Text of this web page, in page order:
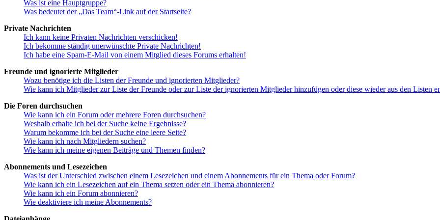
Was ist eine Hauptgruppe?
Was bedeutet der „Das Team“-Link auf der Startseite?
Private Nachrichten
Ich kann keine Privaten Nachrichten verschicken!
Ich bekomme ständig unerwünschte Private Nachrichten!
Ich habe eine Spam-E-Mail von einem Mitglied dieses Forums erhalten!
Freunde und ignorierte Mitglieder
Wozu benötige ich die Listen der Freunde und ignorierten Mitglieder?
Wie kann ich Mitglieder zur Liste der Freunde oder zur Liste der ignorierten Mitglieder hinzufügen oder diese wieder aus den Listen
Die Foren durchsuchen
Wie kann ich ein Forum oder mehrere Foren durchsuchen?
Weshalb erhalte ich bei der Suche keine Ergebnisse?
Warum bekomme ich bei der Suche eine leere Seite?
Wie kann ich nach Mitgliedern suchen?
Wie kann ich meine eigenen Beiträge und Themen finden?
Abonnements und Lesezeichen
Was ist der Unterschied zwischen einem Lesezeichen und einem Abonnements für ein Thema oder Forum?
Wie kann ich ein Lesezeichen auf ein Thema setzen oder ein Thema abonnieren?
Wie kann ich ein Forum abonnieren?
Wie deaktiviere ich meine Abonnements?